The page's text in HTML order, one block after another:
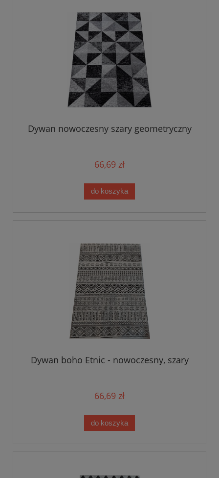
Dywan nowoczesny szary geometryczny
66,69 zł
do koszyka
Dywan boho Etnic - nowoczesny, szary
66,69 zł
do koszyka